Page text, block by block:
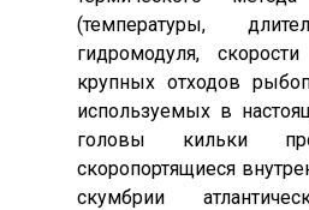
(температуры,
гидромодуля,
крупных отходов
используемых в
головы кильки
скоропортящиеся
скумбрии